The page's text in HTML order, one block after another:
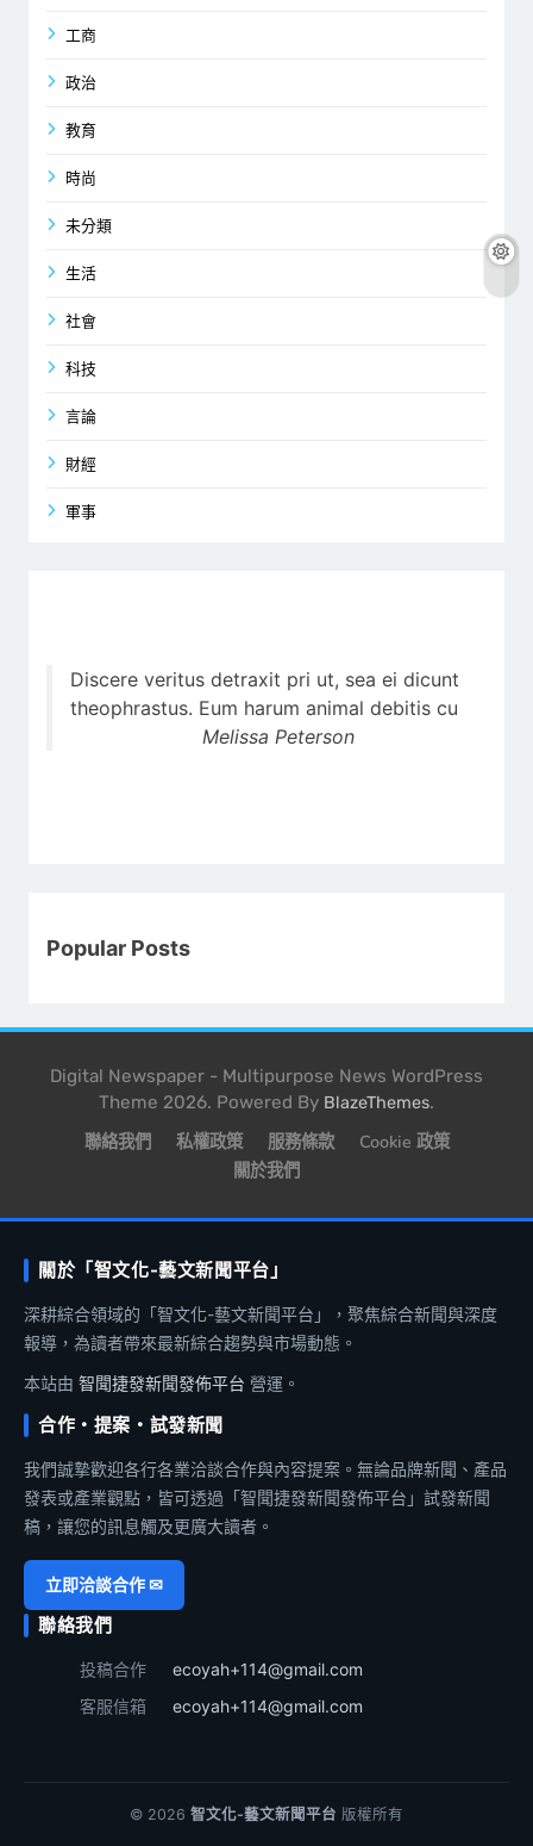
工商
政治
教育
時尚
未分類
生活
社會
科技
言論
財經
軍事
Discere veritus detraxit pri ut, sea ei dicunt
theophrastus. Eum harum animal debitis cu
Melissa Peterson
Popular Posts
Digital Newspaper - Multipurpose News WordPress
Theme 2026. Powered By BlazeThemes.
聯絡我們 私權政策 服務條款
Cookie 政策
關於我們
關於「智文化-藝文新聞平台」
深耕綜合領域的「智文化-藝文新聞平台」，聚焦綜合新聞與深度
報導，為讀者帶來最新綜合趨勢與市場動態。
本站由 智聞捷發新聞發佈平台 營運。
合作・提案・試發新聞
我們誠摯歡迎各行各業洽談合作與內容提案。無論品牌新聞、產品
發表或產業觀點，皆可透過「智聞捷發新聞發佈平台」試發新聞
稿，讓您的訊息觸及更廣大讀者。
立即洽談合作 ✉
聯絡我們
投稿合作
ecoyah+114@gmail.com
客服信箱
ecoyah+114@gmail.com
© 2026 智文化-藝文新聞平台 版權所有